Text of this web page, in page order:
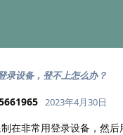
录设备，登不上怎么办？
2023年4月30日
在非常用登录设备，然